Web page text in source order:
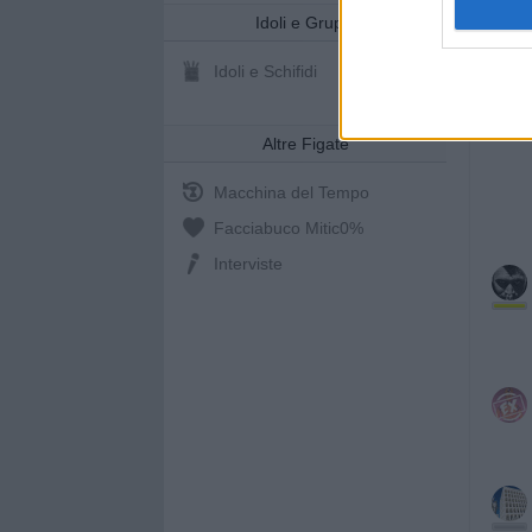
Idoli e Gruppi
Idoli e Schifidi
Altre Figate
Macchina del Tempo
Facciabuco Mitic0%
Interviste